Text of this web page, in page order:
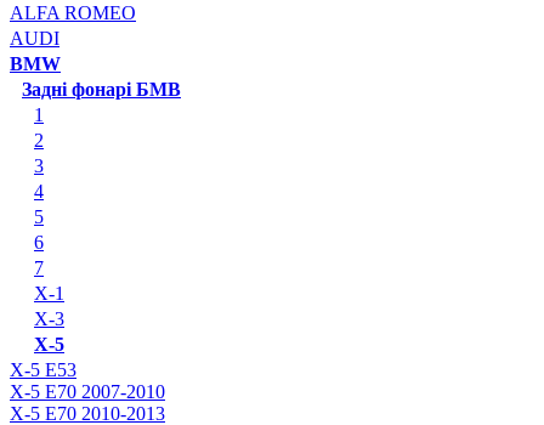
ALFA ROMEO
AUDI
BMW
Задні фонарі БМВ
1
2
3
4
5
6
7
X-1
X-3
X-5
X-5 E53
X-5 E70 2007-2010
X-5 E70 2010-2013